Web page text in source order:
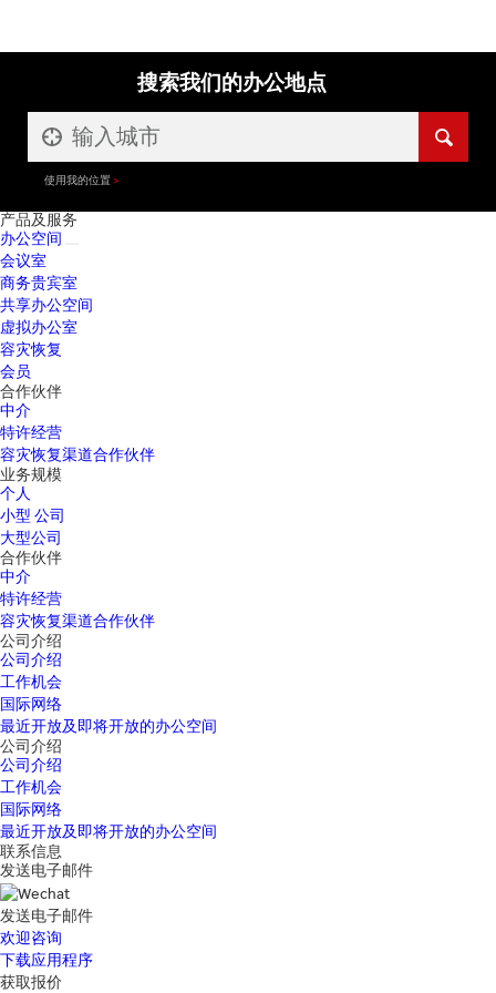
搜索我们的办公地点
使用我的位置
产品及服务
办公空间
会议室
商务贵宾室
共享办公空间
虚拟办公室
容灾恢复
会员
合作伙伴
中介
特许经营
容灾恢复渠道合作伙伴
业务规模
个人
小型 公司
大型公司
合作伙伴
中介
特许经营
容灾恢复渠道合作伙伴
公司介绍
公司介绍
工作机会
国际网络
最近开放及即将开放的办公空间
公司介绍
公司介绍
工作机会
国际网络
最近开放及即将开放的办公空间
联系信息
发送电子邮件
发送电子邮件
欢迎咨询
下载应用程序
获取报价